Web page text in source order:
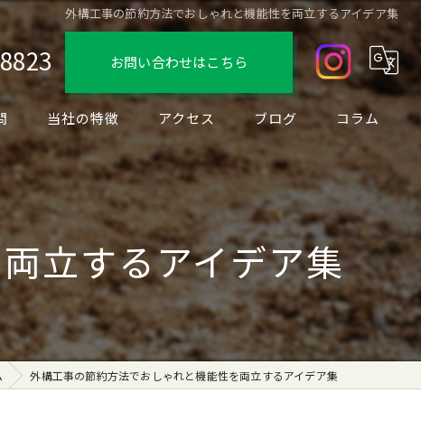
外構工事の節約方法でおしゃれと機能性を両立するアイデア集
お問い合わせはこちら
当社の特徴
デザイン
フェンス
駐車場
ブロック
リノベーション
アクセス ブログ コラム
立するアイデア集
外構工事の節約方法でおしゃれと機能性を両立するアイデア集